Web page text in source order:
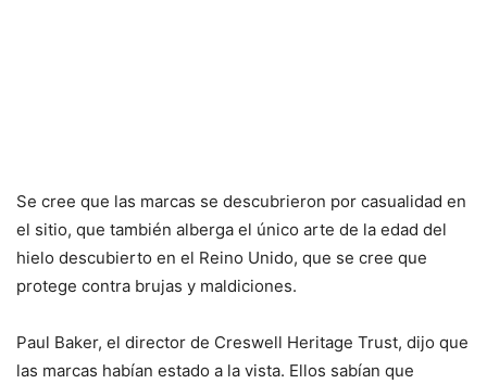
Se cree que las marcas se descubrieron por casualidad en
el sitio, que también alberga el único arte de la edad del
hielo descubierto en el Reino Unido, que se cree que
protege contra brujas y maldiciones.
Paul Baker, el director de Creswell Heritage Trust, dijo que
las marcas habían estado a la vista. Ellos sabían que